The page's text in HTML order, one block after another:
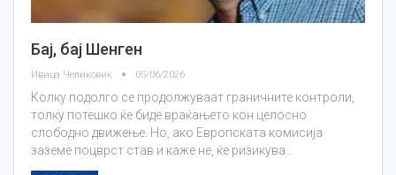
Бај, бај Шенген
Ивица Челиковиќ 05/06/2026
Колку подолго се продолжуваат граничните контроли,
толку потешко ќе биде враќањето кон целосно
слободно движење. Но, ако Европската комисија
заземе поцврст став и каже не, ќе ризикува…